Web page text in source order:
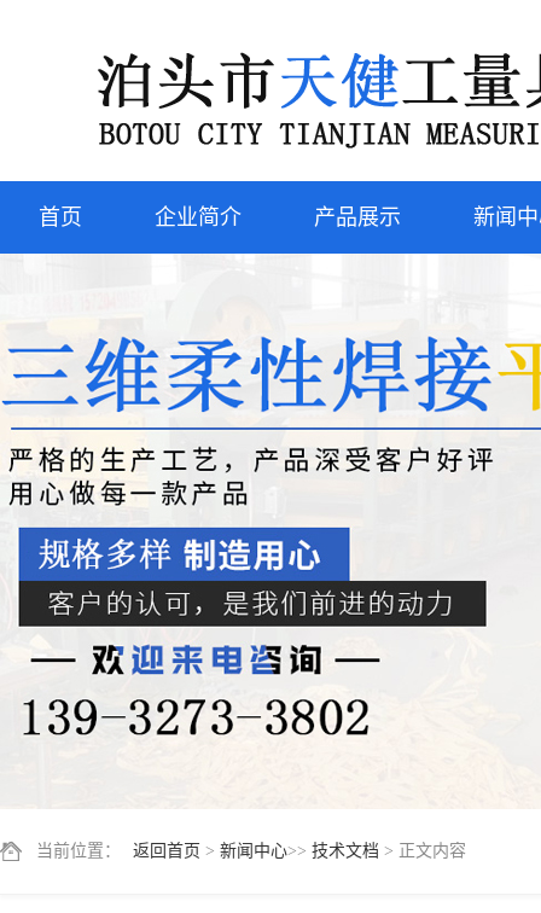
首页 企业简介 产品展示 新闻
当前位置： 返回首页 > 新闻中心>> 技术文档 > 正文内容